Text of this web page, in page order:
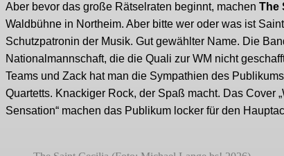
Aber bevor das große Rätselraten beginnt, machen The
Waldbühne in Northeim. Aber bitte wer oder was ist
Schutzpatronin der Musik. Gut gewählter Name. Die
Nationalmannschaft, die die Quali zur WM nicht
Teams und Zack hat man die Sympathien des
Quartetts. Knackiger Rock, der Spaß macht. Das Cover
Sensation“ machen das Publikum locker für den